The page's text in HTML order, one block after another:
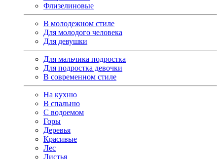
Флизелиновые
В молодежном стиле
Для молодого человека
Для девушки
Для мальчика подростка
Для подростка девочки
В современном стиле
На кухню
В спальню
С водоемом
Горы
Деревья
Красивые
Лес
Листья